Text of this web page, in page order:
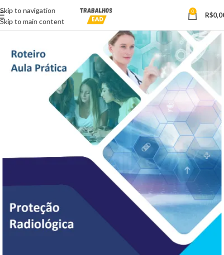
Skip to navigation
Skip to main content
0 R$